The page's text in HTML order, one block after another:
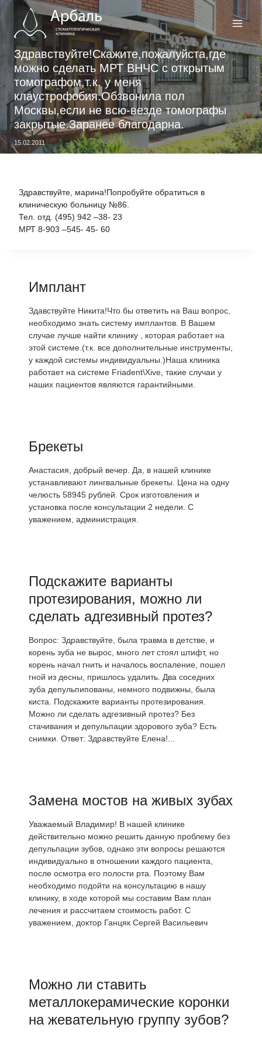
Перейти
содержимому
Здравствуйте!Скажите,пожалуйста,где
можно сделать МРТ ВНЧС с открытым
томографом,т.к. у меня
клаустрофобия.Обзвонила пол
Москвы,если не всю-везде томографы
закрытые.Заранее благодарна.
15.02.2011
Здравствуйте, марина!Попробуйте обратиться в
клиническую больницу №86.
Тел. отд. (495) 942 –38- 23
МРТ 8-903 –545- 45- 60
Имплант
Здавствуйте Никита!Что бы ответить на Ваш вопрос,
необходимо знать систему имплантов. В Вашем
случае лучше найти клинику , которая работает на
этой системе.(т.к. все дополнительные инструменты,
у каждой системы индивидуальны.)Наша клиника
работает на системе Friadent\Xive, такие случаи у
наших пациентов являются гарантийными.
Брекеты
Анастасия, добрый вечер. Да, в нашей клинике
устанавливают лингвальные брекеты. Цена на одну
челюсть 58945 рублей. Срок изготовления и
установка после консультации 2 недели. С
уважением, администрация.
Подскажите варианты
протезирования, можно ли
сделать адгезивный протез?
Вопрос: Здравствуйте, была травма в детстве, и
корень зуба не вырос, много лет стоял штифт, но
корень начал гнить и началось воспаление, пошел
гной из десны, пришлось удалить. Два соседних
зуба депульпипованы, немного подвижны, была
киста. Подскажите варианты протезирования.
Можно ли сделать адгезивный протез? Без
стачивания и депульпации здорового зуба? Есть
снимки. Ответ: Здравствуйте Елена!...
Замена мостов на живых зубах
Уважаемый Владимир! В нашей клинике
действительно можно решить данную проблему без
депульпации зубов, однако эти вопросы решаются
индивидуально в отношении каждого пациента,
после осмотра его полости рта. Поэтому Вам
необходимо подойти на консультацию в нашу
клинику, в ходе которой мы составим Вам план
лечения и рассчитаем стоимость работ. С
уважением, доктор Ганцяк Сергей Васильевич
Можно ли ставить
металлокерамические коронки
на жевательную группу зубов?